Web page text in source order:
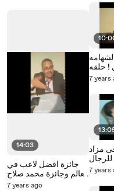
14:03
جائزة افضل لاعب في
العالم وجائزة محمد صلاح
والفرحه فى مصر بث
7 years ago
! حلقه
السيد
7 years
بـ ـنتها فى مزاد
7 years